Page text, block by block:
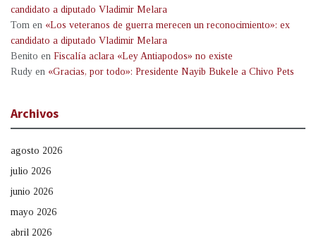
candidato a diputado Vladimir Melara
Tom en «Los veteranos de guerra merecen un reconocimiento»: ex
candidato a diputado Vladimir Melara
Benito en Fiscalía aclara «Ley Antiapodos» no existe
Rudy en «Gracias, por todo»: Presidente Nayib Bukele a Chivo Pets
Archivos
agosto 2026
julio 2026
junio 2026
mayo 2026
abril 2026